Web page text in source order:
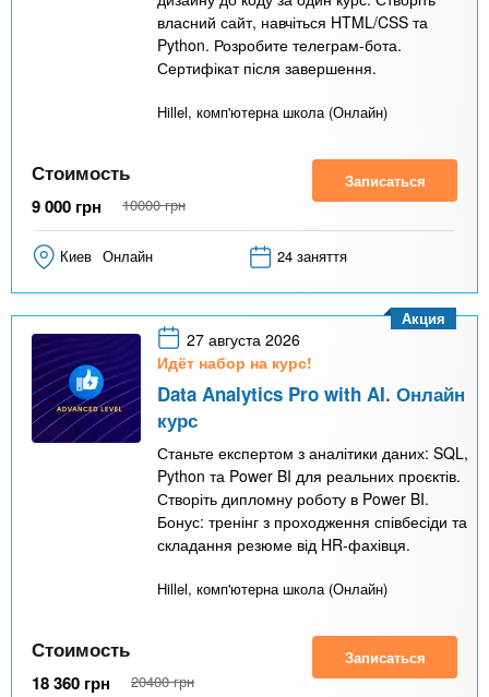
власний сайт, навчіться HTML/CSS та
Python. Розробите телеграм-бота.
Сертифікат після завершення.
Hillel, комп'ютерна школа (Онлайн)
Стоимость
9 000 грн 10000 грн
Записаться
Киев Онлайн 24 заняття
27 августа 2026
Идёт набор на курс!
Data Analytics Pro with AI. Онлайн
курс
Станьте експертом з аналітики даних: SQL,
Python та Power BI для реальних проєктів.
Створіть дипломну роботу в Power BI.
Бонус: тренінг з проходження співбесіди та
складання резюме від HR-фахівця.
Hillel, комп'ютерна школа (Онлайн)
Акция
Стоимость
18 360 грн 20400 грн
Записаться